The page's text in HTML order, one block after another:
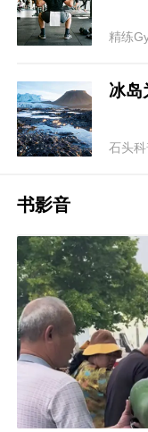
精练
冰岛
石头
书影音